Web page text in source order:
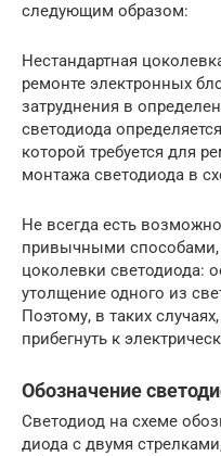
следующим образом:
Нестандартная
ремонте электронных
затруднения в
светодиода
которой требуется для
монтажа светодиода в
Не всегда есть
привычными способами,
цоколевки светодиода:
утолщение одного из
Поэтому, в таких
прибегнуть к
Обозначение
Светодиод на схеме
диода с двумя